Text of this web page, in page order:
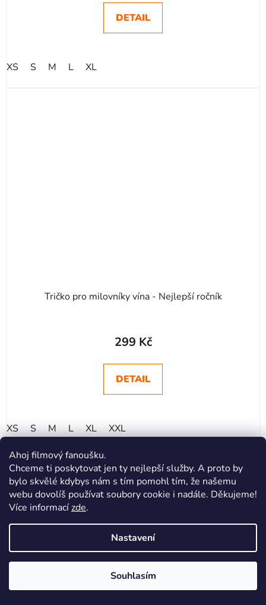
Ahoj filmový fanoušku.
Chceme ti poskytovat jen ty nejlepší služby. A proto by
bylo skvělé kdybys nám s tím pomohl tím, že našemu
webu dovolíš používat soubory cookie i nadále. Děkujeme!
Více informacízde.
Nastavení
Souhlasím
DETAIL
XS S M L XL
Tričko pro milovníky vína - Nejlepší ročník
299 Kč
DETAIL
XS S M L XL XXL